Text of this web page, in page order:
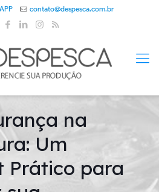
contato@despesca.com.br
na
Um
Prático para